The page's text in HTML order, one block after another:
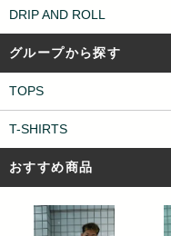
DRIP AND ROLL
グループから探す
TOPS
T-SHIRTS
おすすめ商品